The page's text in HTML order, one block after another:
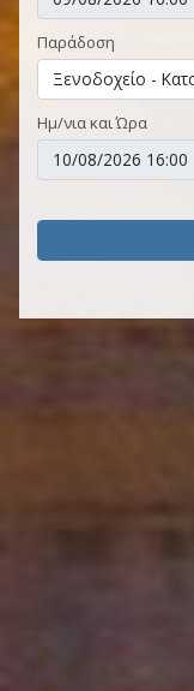
Παράδοση
Ημ/νια και Ώρα